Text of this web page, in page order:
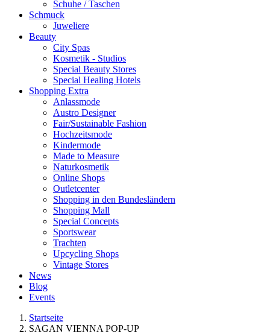
Schuhe / Taschen
Schmuck
Juweliere
Beauty
City Spas
Kosmetik - Studios
Special Beauty Stores
Special Healing Hotels
Shopping Extra
Anlassmode
Austro Designer
Fair/Sustainable Fashion
Hochzeitsmode
Kindermode
Made to Measure
Naturkosmetik
Online Shops
Outletcenter
Shopping in den Bundesländern
Shopping Mall
Special Concepts
Sportswear
Trachten
Upcycling Shops
Vintage Stores
News
Blog
Events
Startseite
SAGAN VIENNA POP-UP